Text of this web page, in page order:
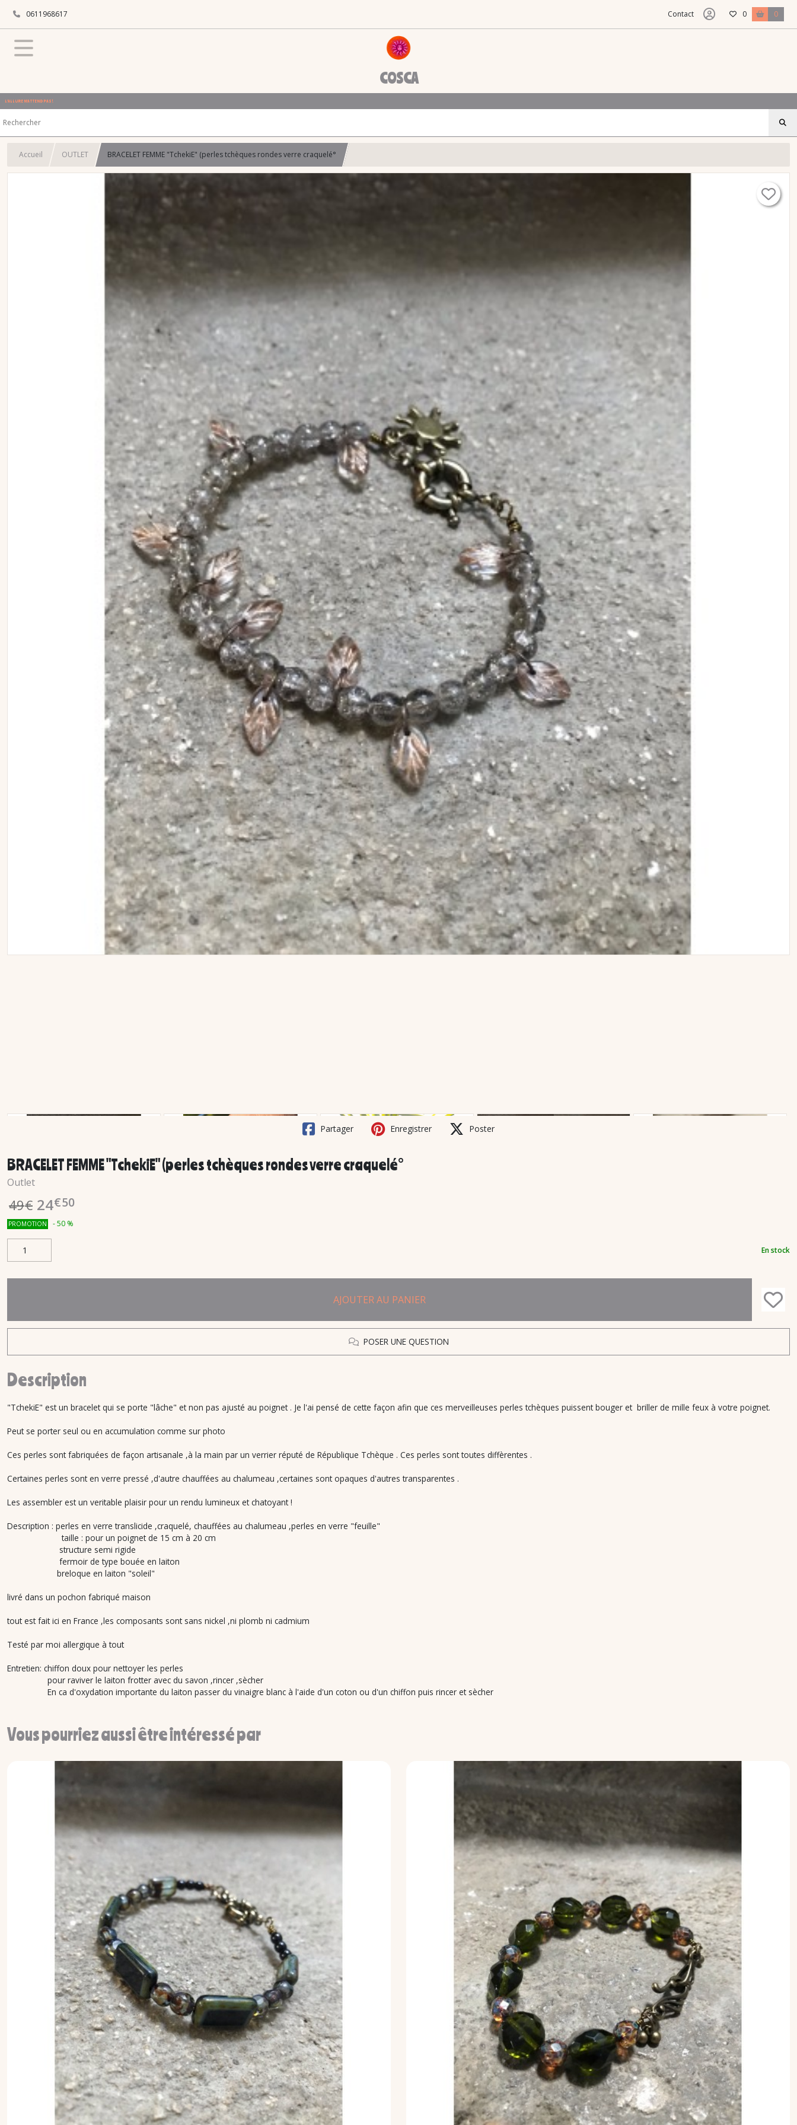
0611968617 Contact 0 0
COSCA
L'ALLURE N'ATTEND PAS !
Accueil OUTLET BRACELET FEMME "TchekiE" (perles tchèques rondes verre craquelé°
Partager Enregistrer Poster
BRACELET FEMME "TchekiE" (perles tchèques rondes verre craquelé°
Outlet
49€ 24€50
PROMOTION -50 %
En stock
AJOUTER AU PANIER
POSER UNE QUESTION
Description
"TchekiE" est un bracelet qui se porte "lâche" et non pas ajusté au poignet . Je l'ai pensé de cette façon afin que ces merveilleuses perles tchèques puissent bouger et briller de mille feux à votre poignet.
Peut se porter seul ou en accumulation comme sur photo
Ces perles sont fabriquées de façon artisanale ,à la main par un verrier réputé de République Tchèque . Ces perles sont toutes diffèrentes .
Certaines perles sont en verre pressé ,d'autre chauffées au chalumeau ,certaines sont opaques d'autres transparentes .
Les assembler est un veritable plaisir pour un rendu lumineux et chatoyant !
Description : perles en verre translicide ,craquelé, chauffées au chalumeau ,perles en verre "feuille"
taille : pour un poignet de 15 cm à 20 cm
structure semi rigide
fermoir de type bouée en laiton
breloque en laiton "soleil"
livré dans un pochon fabriqué maison
tout est fait ici en France ,les composants sont sans nickel ,ni plomb ni cadmium
Testé par moi allergique à tout
Entretien: chiffon doux pour nettoyer les perles
pour raviver le laiton frotter avec du savon ,rincer ,sècher
En ca d'oxydation importante du laiton passer du vinaigre blanc à l'aide d'un coton ou d'un chiffon puis rincer et sècher
Vous pourriez aussi être intéressé par